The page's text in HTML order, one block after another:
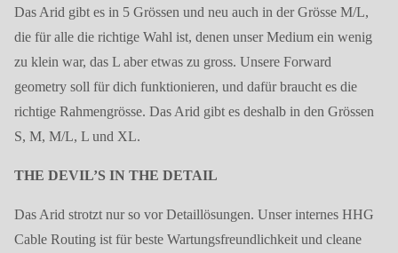
Das Arid gibt es in 5 Grössen und neu auch in der Grösse M/L,
die für alle die richtige Wahl ist, denen unser Medium ein wenig
zu klein war, das L aber etwas zu gross. Unsere Forward
geometry soll für dich funktionieren, und dafür braucht es die
richtige Rahmengrösse. Das Arid gibt es deshalb in den Grössen
S, M, M/L, L und XL.
THE DEVIL’S IN THE DETAIL
Das Arid strotzt nur so vor Detaillösungen. Unser internes HHG
Cable Routing ist für beste Wartungsfreundlichkeit und cleane